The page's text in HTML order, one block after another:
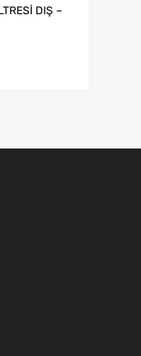
DIŞ –